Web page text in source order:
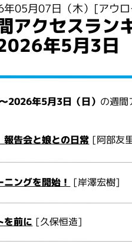
05月07日（木） [アウ
アクセスラ
年5月3日
2026年5月3日（日） の週間
告会と娘との日常 [阿部友
ングを開始！ [岸澤宏樹]
を前に [久保恒造]